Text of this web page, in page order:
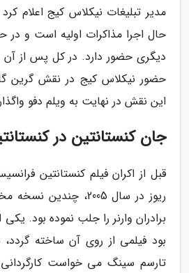
مدیر تبلیغات نیکلاس کیج اعلام
حال اجرا مذاکرات اولیه است و در
دیگری حضور دارد. در کل پس از آن
حضور نیکلاس کیج در نقش گرین
این نقش در نهایت به ویلم دفو
جان کنستانتین در
قبل از اکران فیلم کنستانتین
ریوز در سال 2005،
برادران وارنر را جلب نموده بود.
بود فیلمی از روی آن ساخته
تارسم سینگ می خواست کارگردانی